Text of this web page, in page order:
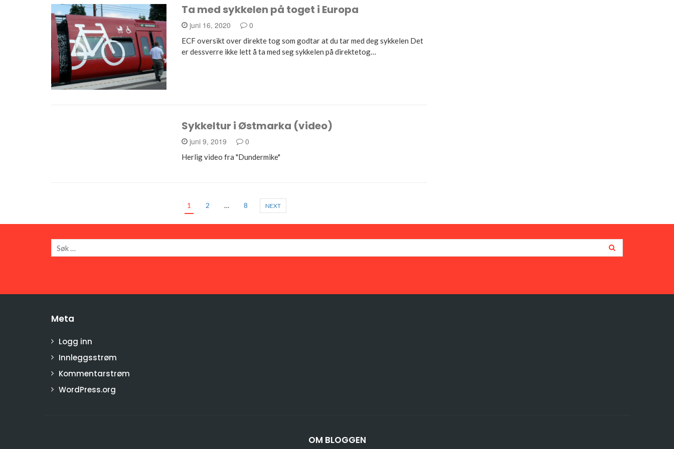
Ta med sykkelen på toget i Europa
juni 16, 2020 0
ECF oversikt over direkte tog som godtar at du tar med deg sykkelen Det
er dessverre ikke lett å ta med seg sykkelen på direktetog…
Sykkeltur i Østmarka (video)
juni 9, 2019 0
Herlig video fra "Dundermike"
1 2 … 8 NEXT
Meta
Logg inn
Innleggsstrøm
Kommentarstrøm
WordPress.org
OM BLOGGEN